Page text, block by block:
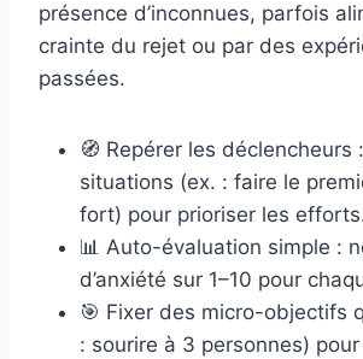
présence d’inconnues, parfois
crainte du rejet ou par des
passées.
🧭 Repérer les déclencheurs
situations (ex. : faire le
fort) pour prioriser les
📊 Auto-évaluation simple :
d’anxiété sur 1–10 pour
🎯 Fixer des micro-objectifs
: sourire à 3 personnes)